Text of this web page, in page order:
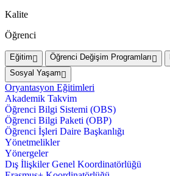
Kalite
Öğrenci
Eğitim Öğrenci Değişim Programları
Sosyal Yaşam
Oryantasyon Eğitimleri
Akademik Takvim
Öğrenci Bilgi Sistemi (OBS)
Öğrenci Bilgi Paketi (OBP)
Öğrenci İşleri Daire Başkanlığı
Yönetmelikler
Yönergeler
Dış İlişkiler Genel Koordinatörlüğü